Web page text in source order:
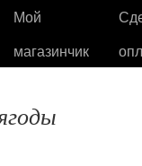
Мой
магазинчик